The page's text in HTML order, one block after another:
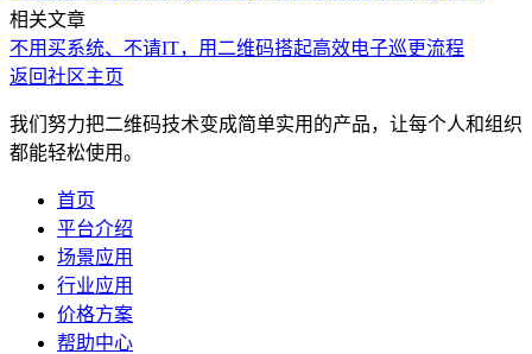
相关文章
不用买系统、不请IT，用二维码搭起高效电子巡更流程
返回社区主页
我们努力把二维码技术变成简单实用的产品，让每个人和组织
都能轻松使用。
首页
平台介绍
场景应用
行业应用
价格方案
帮助中心